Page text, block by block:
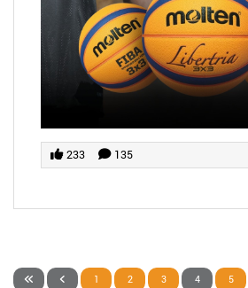
233 135
1 2 3 4 5